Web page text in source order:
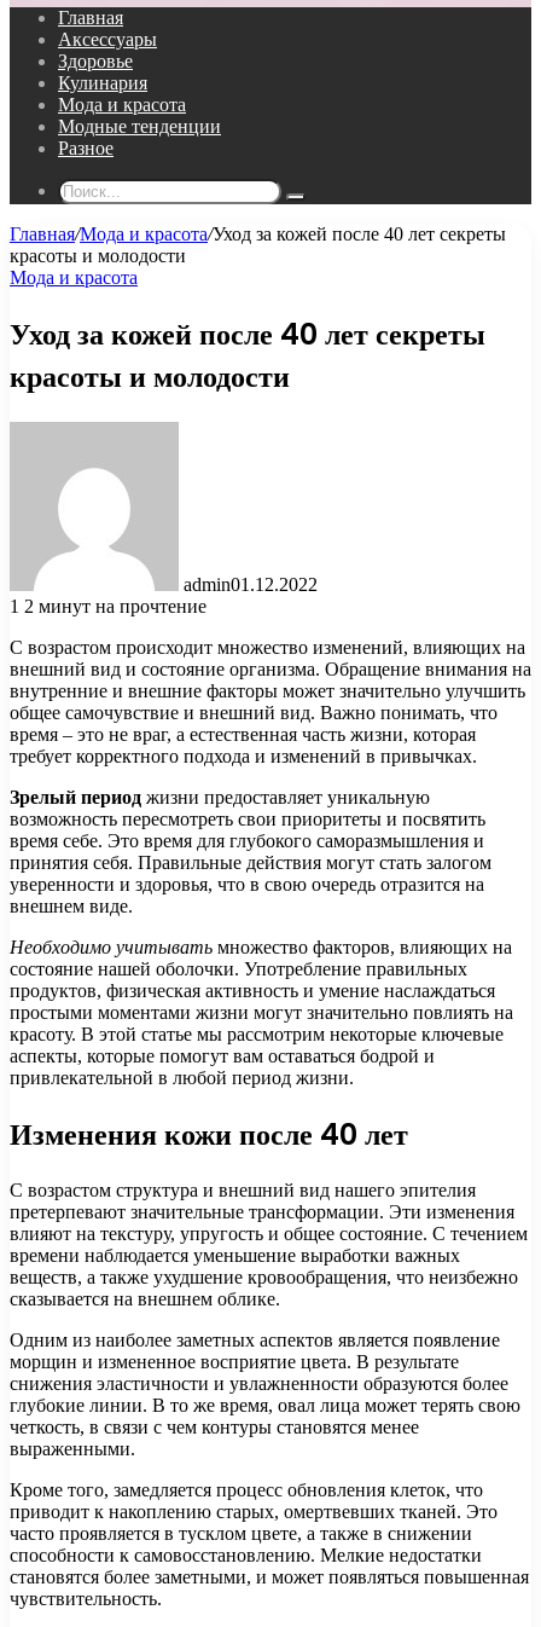
Главная
Аксессуары
Здоровье
Кулинария
Мода и красота
Модные тенденции
Разное
Поиск...
Главная/Мода и красота/Уход за кожей после 40 лет секреты
красоты и молодости
Мода и красота
Уход за кожей после 40 лет секреты
красоты и молодости
admin01.12.2022
1 2 минут на прочтение
С возрастом происходит множество изменений, влияющих на
внешний вид и состояние организма. Обращение внимания на
внутренние и внешние факторы может значительно улучшить
общее самочувствие и внешний вид. Важно понимать, что
время – это не враг, а естественная часть жизни, которая
требует корректного подхода и изменений в привычках.
Зрелый период жизни предоставляет уникальную
возможность пересмотреть свои приоритеты и посвятить
время себе. Это время для глубокого саморазмышления и
принятия себя. Правильные действия могут стать залогом
уверенности и здоровья, что в свою очередь отразится на
внешнем виде.
Необходимо учитывать множество факторов, влияющих на
состояние нашей оболочки. Употребление правильных
продуктов, физическая активность и умение наслаждаться
простыми моментами жизни могут значительно повлиять на
красоту. В этой статье мы рассмотрим некоторые ключевые
аспекты, которые помогут вам оставаться бодрой и
привлекательной в любой период жизни.
Изменения кожи после 40 лет
С возрастом структура и внешний вид нашего эпителия
претерпевают значительные трансформации. Эти изменения
влияют на текстуру, упругость и общее состояние. С течением
времени наблюдается уменьшение выработки важных
веществ, а также ухудшение кровообращения, что неизбежно
сказывается на внешнем облике.
Одним из наиболее заметных аспектов является появление
морщин и измененное восприятие цвета. В результате
снижения эластичности и увлажненности образуются более
глубокие линии. В то же время, овал лица может терять свою
четкость, в связи с чем контуры становятся менее
выраженными.
Кроме того, замедляется процесс обновления клеток, что
приводит к накоплению старых, омертвевших тканей. Это
часто проявляется в тусклом цвете, а также в снижении
способности к самовосстановлению. Мелкие недостатки
становятся более заметными, и может появляться повышенная
чувствительность.